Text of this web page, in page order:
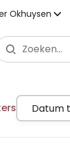
Okhuysen